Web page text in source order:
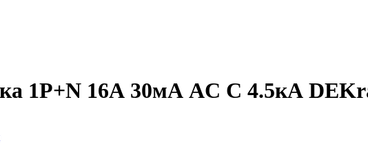
1Р+N 16А 30мА AC C 4.5кА